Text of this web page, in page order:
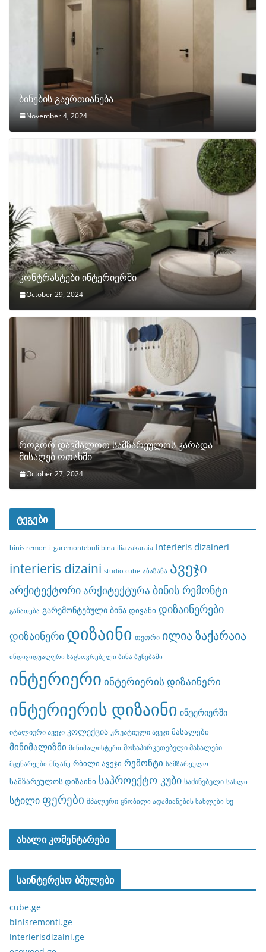
ბინების გაერთიანება
November 4, 2024
კონტრასტები ინტერიერში
October 29, 2024
როგორ დავმალოთ სამზარეულოს კარადა
მისაღებ ოთახში
October 27, 2024
ტეგები
binis remonti garemontebuli bina ilia zakaraia interieris dizaineri
interieris dizaini studio cube აბაზანა ავეჯი
არქიტექტორიარქიტექტურა ბინის რემონტი
განათება გარემონტებული ბინა დივანი დიზაინერები
დიზაინერი დიზაინი თეთრი ილია ზაქარაია
ინდივიდუალური საცხოვრებელი ბინა ბუნებაში
ინტერიერი ინტერიერის დიზაინერი
ინტერიერის დიზაინი ინტერიერში
იტალიური ავეჯი კოლექცია კრეატიული ავეჯი მასალები
მინიმალიზმი მინიმალისტური მოსაპირკეთებელი მასალები
მცენარეები მწვანე რბილი ავეჯი რემონტი სამზარეულო
სამზარეულოს დიზაინი საპროექტო კუბი საძინებელი სახლი
სტილი ფერები შპალერი ცნობილი ადამიანების სახლები ხე
ახალი კომენტარები
საინტერესო ბმულები
cube.ge
binisremonti.ge
interierisdizaini.ge